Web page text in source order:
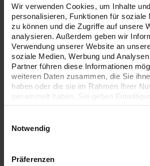
Wir verwenden Cookies, um Inhalte
personalisieren, Funktionen für soziale
zu können und die Zugriffe auf unsere
analysieren. Außerdem geben wir
Verwendung unserer Website an
soziale Medien, Werbung und
Partner führen diese Informationen
weiteren Daten zusammen, die Sie
haben oder die sie im Rahmen Ihrer
gesammelt haben. Sie geben
Notwendig
Präferenzen
e.schulz@vita-zahnfabrik.com